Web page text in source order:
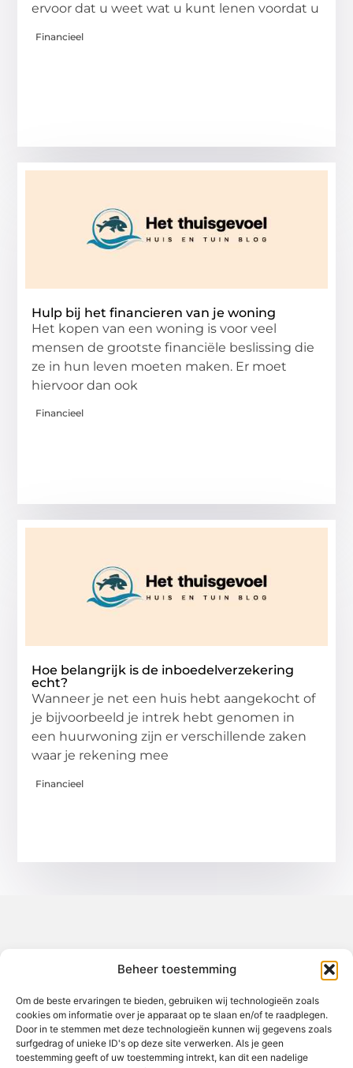
Beheer toestemming
Om de beste ervaringen te bieden, gebruiken wij technologieën zoals
cookies om informatie over je apparaat op te slaan en/of te raadplegen.
Door in te stemmen met deze technologieën kunnen wij gegevens zoals
surfgedrag of unieke ID's op deze site verwerken. Als je geen
toestemming geeft of uw toestemming intrekt, kan dit een nadelige
ervoor dat u weet wat u kunt lenen voordat u
Financieel
Hulp bij het financieren van je woning
Het kopen van een woning is voor veel
mensen de grootste financiële beslissing die
ze in hun leven moeten maken. Er moet
hiervoor dan ook
Financieel
Hoe belangrijk is de inboedelverzekering
echt?
Wanneer je net een huis hebt aangekocht of
je bijvoorbeeld je intrek hebt genomen in
een huurwoning zijn er verschillende zaken
waar je rekening mee
Financieel
Jouw gids voor inspiratie en tips uit het dagelijks leven.
Ontdek een brede verzameling blogs en artikelen die je helpen
om het meeste uit elke dag te halen, met praktische adviezen
en verrassende inzichten.
Bericht categorie